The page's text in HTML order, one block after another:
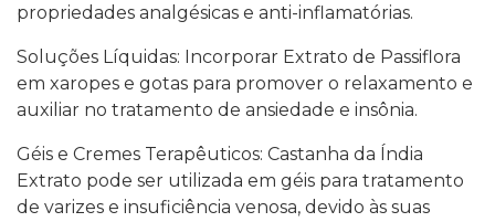
propriedades analgésicas e anti-inflamatórias.
Soluções Líquidas: Incorporar Extrato de Passiflora
em xaropes e gotas para promover o relaxamento e
auxiliar no tratamento de ansiedade e insônia.
Géis e Cremes Terapêuticos: Castanha da Índia
Extrato pode ser utilizada em géis para tratamento
de varizes e insuficiência venosa, devido às suas